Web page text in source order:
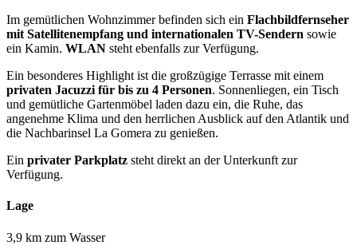
Im gemütlichen Wohnzimmer befinden sich ein Flachbildfernseher
mit Satellitenempfang und internationalen TV-Sendern sowie
ein Kamin. WLAN steht ebenfalls zur Verfügung.
Ein besonderes Highlight ist die großzügige Terrasse mit einem
privaten Jacuzzi für bis zu 4 Personen. Sonnenliegen, ein Tisch
und gemütliche Gartenmöbel laden dazu ein, die Ruhe, das
angenehme Klima und den herrlichen Ausblick auf den Atlantik und
die Nachbarinsel La Gomera zu genießen.
Ein privater Parkplatz steht direkt an der Unterkunft zur
Verfügung.
Lage
3,9 km zum Wasser